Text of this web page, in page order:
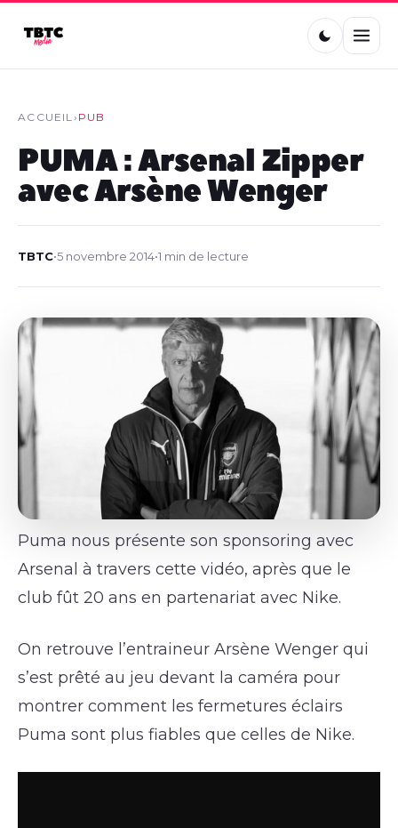
ACCUEIL› PUB
PUMA : Arsenal Zipper
avec Arsène Wenger
TBTC•5 novembre 2014•1 min de lecture
Puma nous présente son sponsoring avec
Arsenal à travers cette vidéo, après que le
club fût 20 ans en partenariat avec Nike.
On retrouve l’entraineur Arsène Wenger qui
s’est prêté au jeu devant la caméra pour
montrer comment les fermetures éclairs
Puma sont plus fiables que celles de Nike.